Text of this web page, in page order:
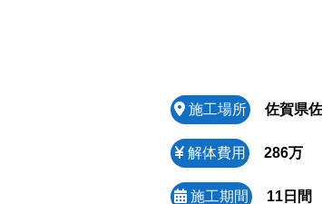
施工場所 佐賀県
解体費用 286万
施工期間 11日間